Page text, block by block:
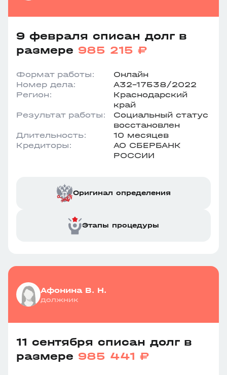
9 февраля списан долг в
размере 985 215 ₽
Формат работы:
Онлайн
Номер дела:
А32-17538/2022
Регион:
Краснодарский
край
Результат работы:
Социальный статус
восстановлен
Длительность:
10 месяцев
Кредиторы:
АО СБЕРБАНК
РОССИИ
Оригинал определения
Этапы процедуры
Афонина В. Н.
должник
11 сентября списан долг в
размере 985 441 ₽